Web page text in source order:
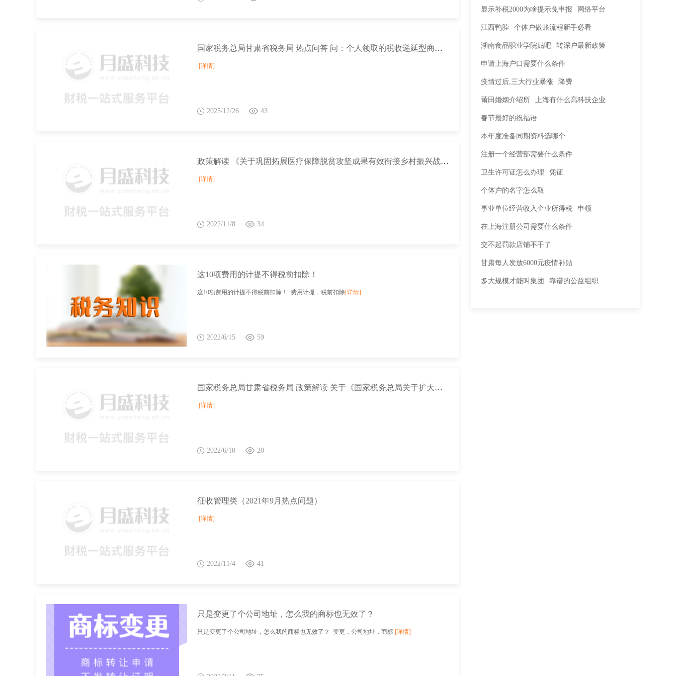
国家税务总局甘肃省税务局 热点问答 问：个人领取的税收递延型商业养老保险的养老金收入如何缴纳个人所得税？
[详情]
2025/12/26 43
政策解读 《关于巩固拓展医疗保障脱贫攻坚成果有效衔接乡村振兴战略的实施意见》政策解读
[详情]
2022/11/8 34
这10项费用的计提不得税前扣除！
这10项费用的计提不得税前扣除！ 费用计提，税前扣除[详情]
2022/6/15 59
国家税务总局甘肃省税务局 政策解读 关于《国家税务总局关于扩大全额退还增值税留抵税额政策行业范围有关征管事项的公告》的解读
[详情]
2022/6/10 20
征收管理类（2021年9月热点问题）
[详情]
2022/11/4 41
只是变更了个公司地址，怎么我的商标也无效了？
只是变更了个公司地址，怎么我的商标也无效了？ 变更，公司地址，商标 [详情]
显示补税2000为啥提示免申报 网络平台
江西鸭脖 个体户做账流程新手必看
湖南食品职业学院贴吧 转深户最新政策
申请上海户口需要什么条件
疫情过后,三大行业暴涨 降费
莆田婚姻介绍所 上海有什么高科技企业
春节最好的祝福语
本年度准备同期资料选哪个
注册一个经营部需要什么条件
卫生许可证怎么办理 凭证
个体户的名字怎么取
事业单位经营收入企业所得税 申领
在上海注册公司需要什么条件
交不起罚款店铺不干了
甘肃每人发放6000元疫情补贴
多大规模才能叫集团 靠谱的公益组织